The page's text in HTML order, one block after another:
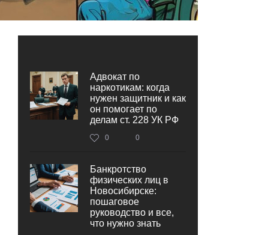
Адвокат по
наркотикам: когда
нужен защитник и как
он помогает по
делам ст. 228 УК РФ
0 0
Банкротство
физических лиц в
Новосибирске:
пошаговое
руководство и все,
что нужно знать